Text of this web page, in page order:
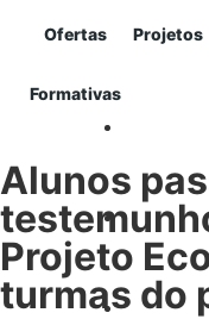
Ofertas
Formativas
Projetos
EPDRBM
Alunos
Projeto
turmas do